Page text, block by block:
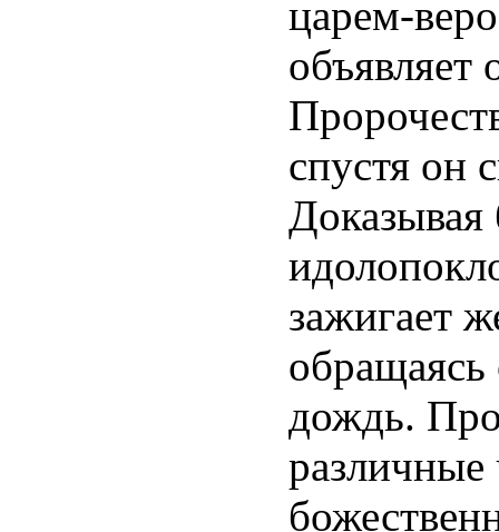
царем-
объявляет
спустя он
зажигает
дождь.
различные